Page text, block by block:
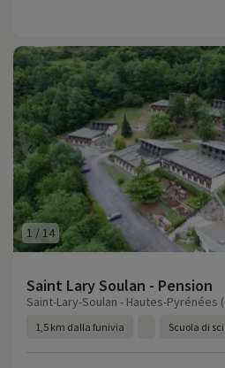
1 /14
Saint Lary Soulan - Pension
Saint-Lary-Soulan - Hautes-Pyrénées
1,5 km dalla funivia Scuola di